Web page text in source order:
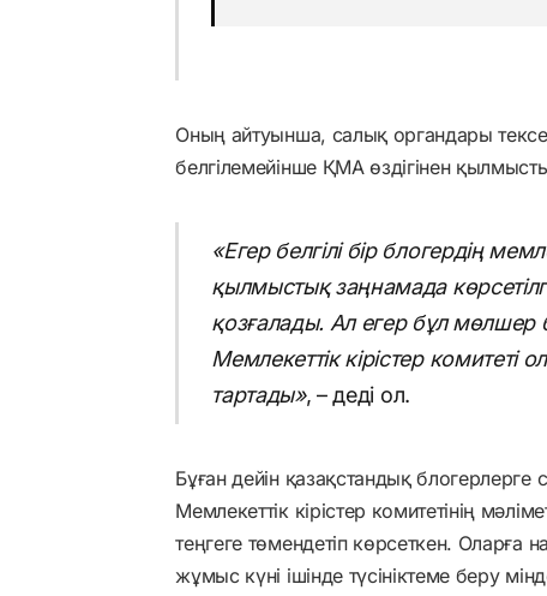
Оның айтуынша, салық органдары
белгілемейінше ҚМА өздігінен
«Егер белгілі бір блогердің
қылмыстық заңнамада
қозғалады. Ал егер бұл мөлшер
Мемлекеттік кірістер комитеті
тартады», – деді ол.
Бұған дейін қазақстандық блогерлерге
Мемлекеттік кірістер комитетінің
теңгеге төмендетіп көрсеткен. Оларға
жұмыс күні ішінде түсініктеме беру